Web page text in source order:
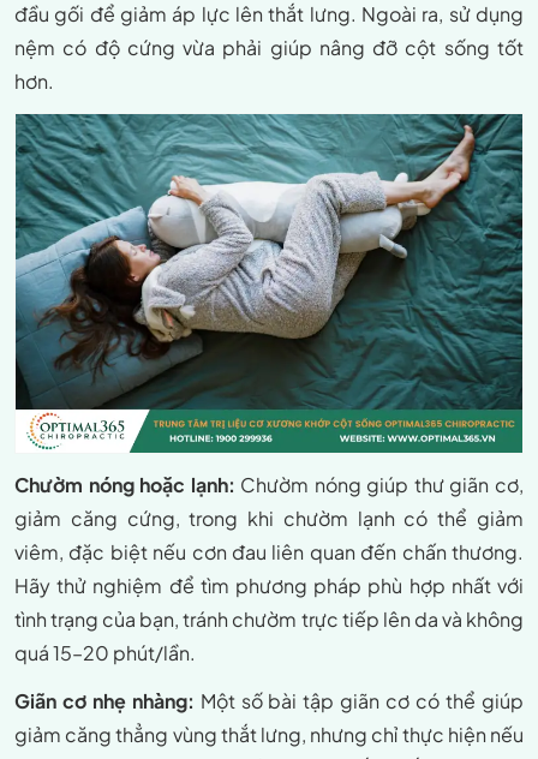
đầu gối để giảm áp lực lên thắt lưng. Ngoài ra, sử dụng
nệm có độ cứng vừa phải giúp nâng đỡ cột sống tốt
hơn.
Chườm nóng hoặc lạnh: Chườm nóng giúp thư giãn cơ,
giảm căng cứng, trong khi chườm lạnh có thể giảm
viêm, đặc biệt nếu cơn đau liên quan đến chấn thương.
Hãy thử nghiệm để tìm phương pháp phù hợp nhất với
tình trạng của bạn, tránh chườm trực tiếp lên da và không
quá 15–20 phút/lần.
Giãn cơ nhẹ nhàng: Một số bài tập giãn cơ có thể giúp
giảm căng thẳng vùng thắt lưng, nhưng chỉ thực hiện nếu